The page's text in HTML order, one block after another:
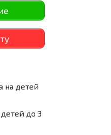
на детей
до 3